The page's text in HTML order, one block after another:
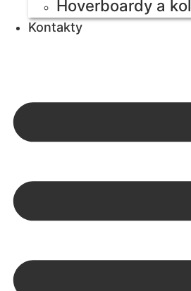
Hoverboardy a
Kontakty